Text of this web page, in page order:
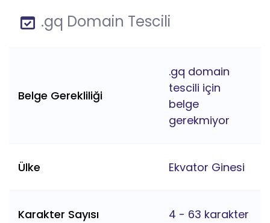
.gq Domain Tescili
Belge Gerekliliği
.gq domain
tescili için
belge
gerekmiyor
Ülke Ekvator Ginesi
Karakter Sayısı 4 - 63 karakter